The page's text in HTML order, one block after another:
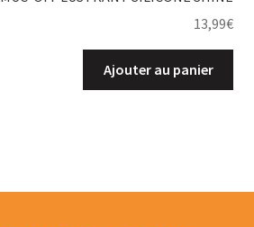
13,99€
Ajouter au panier